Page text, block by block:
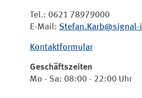
Tel.: 0621 78979000
E-Mail:
Kontaktformular
Geschäftszeiten
Mo - Sa: 08:00 - 22:00 Uhr